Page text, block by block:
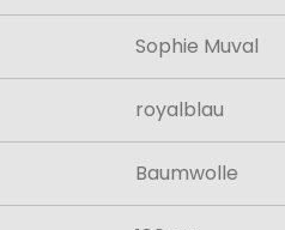
Sophie Muval
royalblau
Baumwolle